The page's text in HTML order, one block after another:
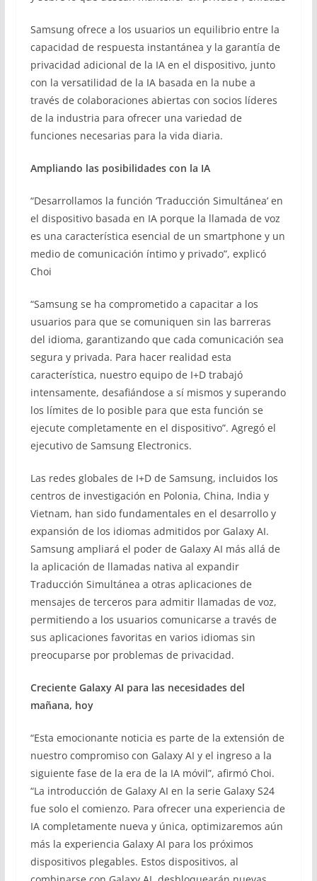
Samsung ofrece a los usuarios un equilibrio entre la
capacidad de respuesta instantánea y la garantía de
privacidad adicional de la IA en el dispositivo, junto
con la versatilidad de la IA basada en la nube a
través de colaboraciones abiertas con socios líderes
de la industria para ofrecer una variedad de
funciones necesarias para la vida diaria.
Ampliando las posibilidades con la IA
“Desarrollamos la función ‘Traducción Simultánea’ en
el dispositivo basada en IA porque la llamada de voz
es una característica esencial de un smartphone y un
medio de comunicación íntimo y privado”, explicó
Choi
“Samsung se ha comprometido a capacitar a los
usuarios para que se comuniquen sin las barreras
del idioma, garantizando que cada comunicación sea
segura y privada. Para hacer realidad esta
característica, nuestro equipo de I+D trabajó
intensamente, desafiándose a sí mismos y superando
los límites de lo posible para que esta función se
ejecute completamente en el dispositivo”. Agregó el
ejecutivo de Samsung Electronics.
Las redes globales de I+D de Samsung, incluidos los
centros de investigación en Polonia, China, India y
Vietnam, han sido fundamentales en el desarrollo y
expansión de los idiomas admitidos por Galaxy AI.
Samsung ampliará el poder de Galaxy AI más allá de
la aplicación de llamadas nativa al expandir
Traducción Simultánea a otras aplicaciones de
mensajes de terceros para admitir llamadas de voz,
permitiendo a los usuarios comunicarse a través de
sus aplicaciones favoritas en varios idiomas sin
preocuparse por problemas de privacidad.
Creciente Galaxy AI para las necesidades del
mañana, hoy
“Esta emocionante noticia es parte de la extensión de
nuestro compromiso con Galaxy AI y el ingreso a la
siguiente fase de la era de la IA móvil”, afirmó Choi.
“La introducción de Galaxy AI en la serie Galaxy S24
fue solo el comienzo. Para ofrecer una experiencia de
IA completamente nueva y única, optimizaremos aún
más la experiencia Galaxy AI para los próximos
dispositivos plegables. Estos dispositivos, al